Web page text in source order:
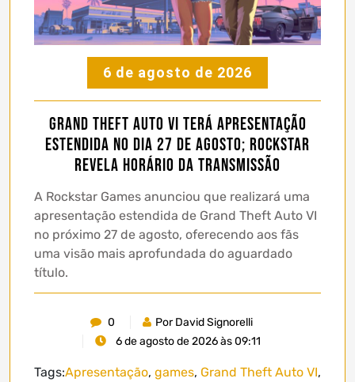
6 de agosto de 2026
Grand Theft Auto VI terá apresentação
estendida no dia 27 de agosto; Rockstar
revela horário da transmissão
A Rockstar Games anunciou que realizará uma
apresentação estendida de Grand Theft Auto VI
no próximo 27 de agosto, oferecendo aos fãs
uma visão mais aprofundada do aguardado
título.
0
Por David Signorelli
6 de agosto de 2026 às 09:11
Tags:Apresentação, games, Grand Theft Auto VI,